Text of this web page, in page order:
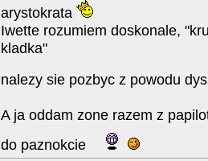
arystokrata
Iwette rozumiem doskonale,
kladka"
nalezy sie pozbyc z powodu
A ja oddam zone razem z
do paznokcie